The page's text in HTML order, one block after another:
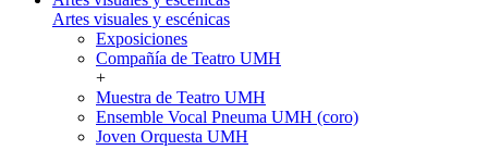
Artes visuales y escénicas
Exposiciones
Compañía de Teatro UMH
+
Muestra de Teatro UMH
Ensemble Vocal Pneuma UMH (coro)
Joven Orquesta UMH